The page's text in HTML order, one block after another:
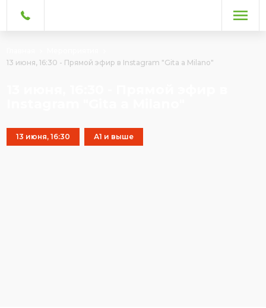
13 июня, 16:30 - Прямой эфир в Instagram "Gita a Milano"
13 июня, 16:30 А1 и выше